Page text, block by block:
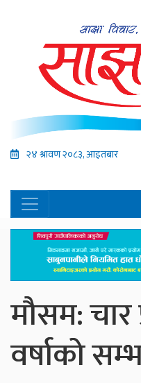
२४ श्रावण २०८३, आइतबार
मौसम: चार
वर्षाको